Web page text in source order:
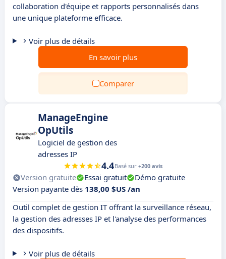
collaboration d'équipe et rapports personnalisés dans
une unique plateforme efficace.
Voir plus de détails
En savoir plus
Comparer
ManageEngine
OpUtils
Logiciel de gestion des
adresses IP
4.4Basé sur +200 avis
Version gratuite Essai gratuit
Démo gratuite
Version payante dès 138,00 $US /an
Outil complet de gestion IT offrant la surveillance réseau,
la gestion des adresses IP et l'analyse des performances
des dispositifs.
Voir plus de détails